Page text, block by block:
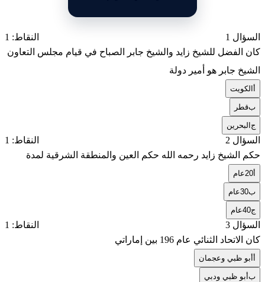
السؤال 1
النقاط: 1
كان الفضل للشيخ زايد والشيخ جابر الصباح في قيام مجلس التعاون
الشيخ جابر هو أمير دولة
الكويت
بقطر
جالبحرين
السؤال 2
النقاط: 1
حكم الشيخ زايد رحمه الله حكم العين والمنطقة الشرقية لمدة
20عام
ب30عام
ج40عام
السؤال 3
النقاط: 1
كان الاتحاد الثنائي عام 196 بين إماراتي
أبو ظبي وعجمان
بأبو ظبي ودبي